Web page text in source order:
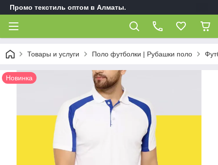
Промо текстиль оптом в Алматы.
Товары и услуги Поло футболки | Рубашки поло
Новинка